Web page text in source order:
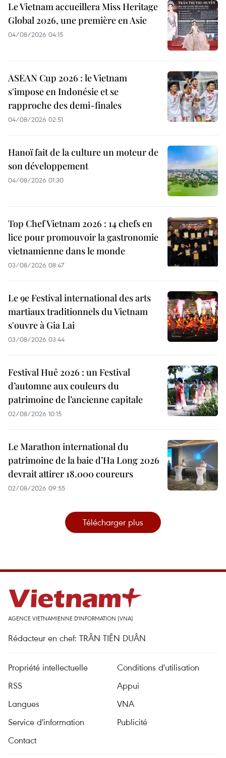
Le Vietnam accueillera Miss Heritage
Global 2026, une première en Asie
04/08/2026 04:15
ASEAN Cup 2026 : le Vietnam
s'impose en Indonésie et se
rapproche des demi-finales
04/08/2026 02:51
Hanoï fait de la culture un moteur de
son développement
04/08/2026 01:30
Top Chef Vietnam 2026 : 14 chefs en
lice pour promouvoir la gastronomie
vietnamienne dans le monde
03/08/2026 08:47
Le 9e Festival international des arts
martiaux traditionnels du Vietnam
s'ouvre à Gia Lai
03/08/2026 03:44
Festival Huê 2026 : un Festival
d’automne aux couleurs du
patrimoine de l’ancienne capitale
02/08/2026 10:15
Le Marathon international du
patrimoine de la baie d’Ha Long 2026
devrait attirer 18.000 coureurs
02/08/2026 09:55
Télécharger plus
AGENCE VIETNAMIENNE D'INFORMATION (VNA)
Rédacteur en chef: TRÂN TIÊN DUÂN
Propriété intellectuelle
Conditions d'utilisation
RSS
Appui
Langues
VNA
Service d'information
Publicité
Contact